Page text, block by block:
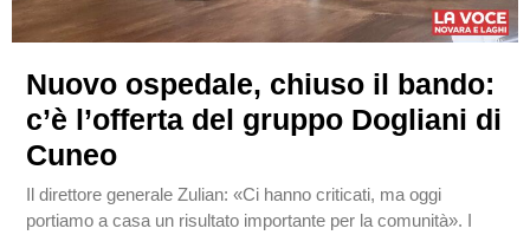
Nuovo ospedale, chiuso il bando:
c’è l’offerta del gruppo Dogliani di
Cuneo
Il direttore generale Zulian: «Ci hanno criticati, ma oggi
portiamo a casa un risultato importante per la comunità». I